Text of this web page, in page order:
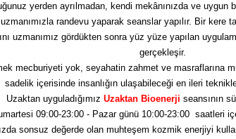
yerden ayrılmadan, kendi mekânınızda ve uygun
uzmanımızla randevu yaparak seanslar yapılır. Bir kere
uzmanımız gördükten sonra yüz yüze yapılan
gerçekleşir.
mecburiyeti yok, seyahatin zahmet ve masraflarına
sadelik içerisinde insanlığın ulaşabileceği en ileri
Uzaktan uyguladığımız Uzaktan Bioenerji seansının
09:00-23:00 - Pazar günü 10:00-23:00 saatleri
sonsuz değerde olan muhteşem kozmik enerjiyi